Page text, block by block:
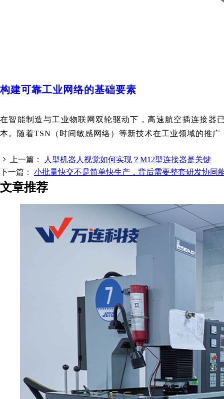
构建可靠工业网络的基础要素
在智能制造与工业物联网双轮驱动下，高速航空插连接器
本。随着TSN（时间敏感网络）等新技术在工业领域的推
上一篇：
人型机器人视觉如何实现？M12型连接器是关键
下一篇： 小批量快交不是简单快生产，背后需要整套研发协同
文章推荐